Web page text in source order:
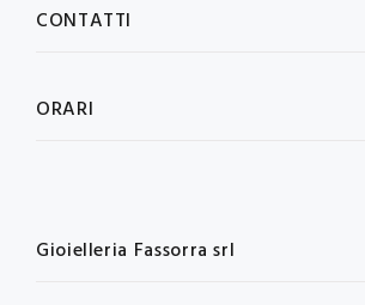
CONTATTI
ORARI
Gioielleria Fassorra srl